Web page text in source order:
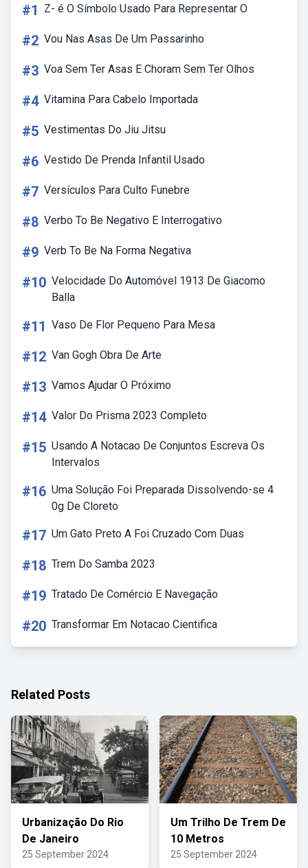
#1 Z- é O Símbolo Usado Para Representar O
#2 Vou Nas Asas De Um Passarinho
#3 Voa Sem Ter Asas E Choram Sem Ter Olhos
#4 Vitamina Para Cabelo Importada
#5 Vestimentas Do Jiu Jitsu
#6 Vestido De Prenda Infantil Usado
#7 Versículos Para Culto Funebre
#8 Verbo To Be Negativo E Interrogativo
#9 Verb To Be Na Forma Negativa
#10 Velocidade Do Automóvel 1913 De Giacomo
Balla
#11 Vaso De Flor Pequeno Para Mesa
#12 Van Gogh Obra De Arte
#13 Vamos Ajudar O Próximo
#14 Valor Do Prisma 2023 Completo
#15 Usando A Notacao De Conjuntos Escreva Os
Intervalos
#16 Uma Solução Foi Preparada Dissolvendo-se 4
0g De Cloreto
#17 Um Gato Preto A Foi Cruzado Com Duas
#18 Trem Do Samba 2023
#19 Tratado De Comércio E Navegação
#20 Transformar Em Notacao Cientifica
Related Posts
Urbanização Do Rio
De Janeiro
25 September 2024
Um Trilho De Trem De
10 Metros
25 September 2024